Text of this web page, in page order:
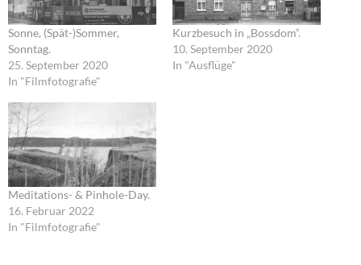
Sonne, (Spät-)Sommer,
Sonntag.
25. September 2020
In "Filmfotografie"
Kurzbesuch in „Bossdom“.
10. September 2020
In "Ausflüge"
Meditations- & Pinhole-Day.
16. Februar 2022
In "Filmfotografie"